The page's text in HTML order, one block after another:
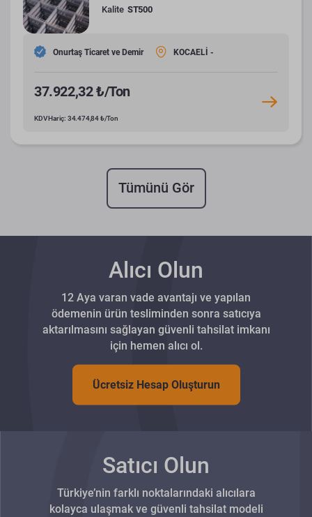
Kalite ST500
Onurtaş Ticaret ve Demir KOCAELİ -
37.922,32 ₺/Ton
KDV Hariç: 34.474,84 ₺/Ton
Tümünü Gör
Alıcı Olun
12 Aya varan vade avantajı ve yapılan
ödemenin ürün tesliminden sonra satıcıya
aktarılmasını sağlayan güvenli tahsilat imkanı
için hemen alıcı ol.
Ücretsiz Hesap Oluşturun
Satıcı Olun
Türkiye’nin farklı noktalarındaki alıcılara
kolayca ulaşmak ve güvenli tahsilat modeli